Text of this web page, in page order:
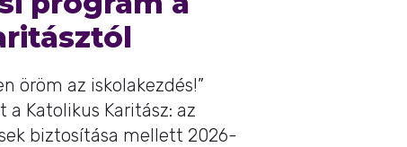
öröm az iskolakezdés!”
Katolikus Karitász: az
biztosítása mellett 2026-